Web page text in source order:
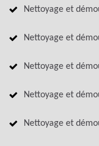
Nettoyage et
Nettoyage et
Nettoyage et
Nettoyage et
Nettoyage et